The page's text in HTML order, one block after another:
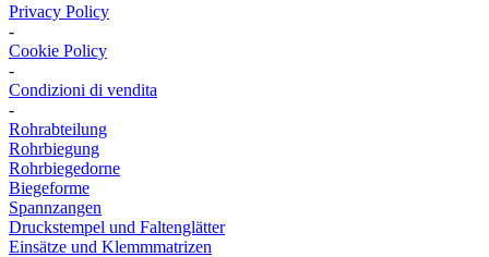
Privacy Policy
-
Cookie Policy
-
Condizioni di vendita
-
Rohrabteilung
Rohrbiegung
Rohrbiegedorne
Biegeforme
Spannzangen
Druckstempel und Faltenglätter
Einsätze und Klemmmatrizen